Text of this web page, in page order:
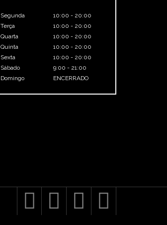
Segunda
10:00 - 20:00
Terça
10:00 - 20:00
Quarta
10:00 - 20:00
Quinta
10:00 - 20:00
Sexta
10:00 - 20:00
Sábado
9:00 - 21:00
Domingo
ENCERRADO
   